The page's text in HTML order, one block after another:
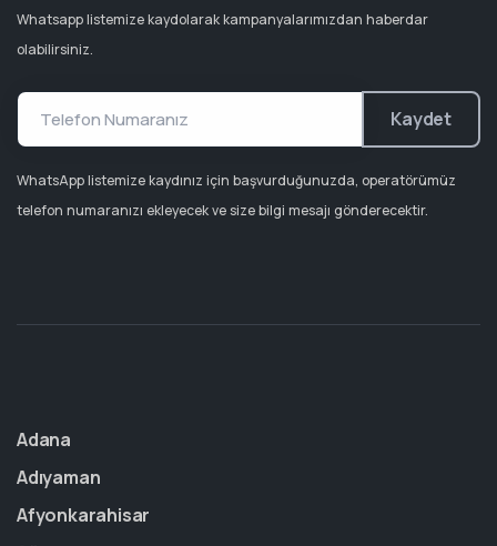
Whatsapp listemize kaydolarak kampanyalarımızdan haberdar
olabilirsiniz.
Kaydet
WhatsApp listemize kaydınız için başvurduğunuzda, operatörümüz
telefon numaranızı ekleyecek ve size bilgi mesajı gönderecektir.
Adana
Adıyaman
Afyonkarahisar